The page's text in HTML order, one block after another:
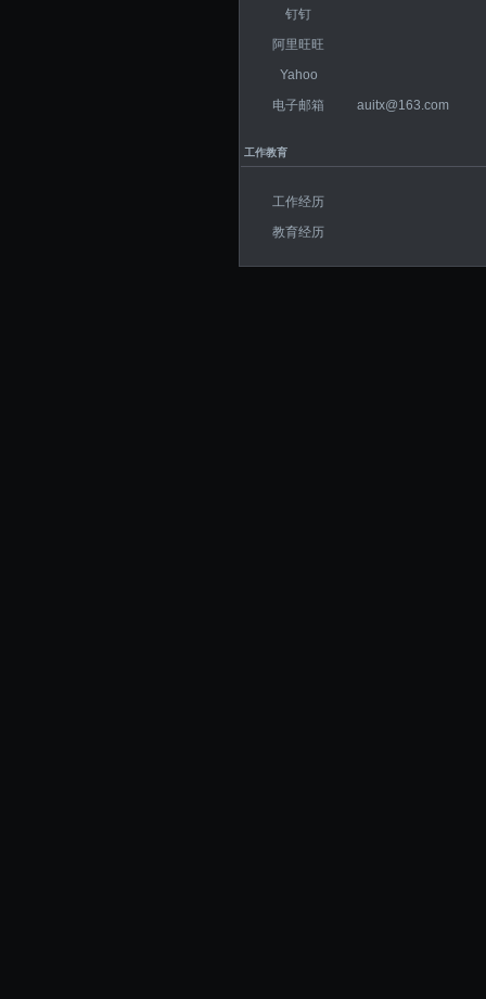
钉钉
阿里旺旺
Yahoo
电子邮箱
auitx@163.com
工作教育
工作经历
教育经历